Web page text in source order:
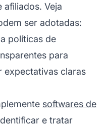
Veja
ser adotadas:
políticas de
para
expectativas claras
softwares de
e tratar